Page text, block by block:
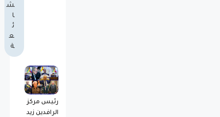
ش
ا
ئ
ع
ة
رئيس مركز
الرافدين زيد